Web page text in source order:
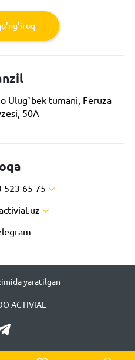
Ulug`bek tumani, Feruza
50A
523 65 75
yaratilgan
ACTIVIAL